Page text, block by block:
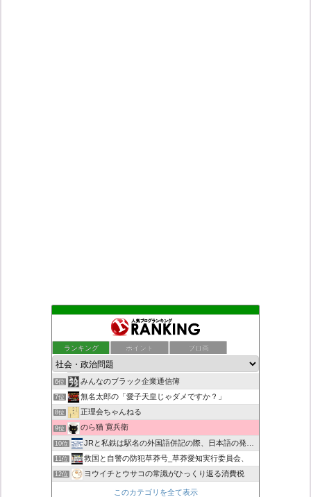
ランキング ポイント ブロ画
もえるあじあ
死神タカ位置サナエのオイルショックドクトリン憲法改悪計画！
恥を知れ、恥を
5位 ダリチョコ dalichoko
6位 みんなのブラック企業通信簿
7位 無名太郎の「愛子天皇じゃダメですか？」
8位 正理会ちゃんねる
9位 のら猫 寛兵衛
10位 JRと私鉄は駅名の外国語併記の際、日本語の発音/…
11位 救国と自警の防犯草莽号_草莽愛知実行委員会、
12位 ヨウイチとウサコの常識がひっくり返る消費税
マイナンバー導入診断
このカテゴリを全て表示